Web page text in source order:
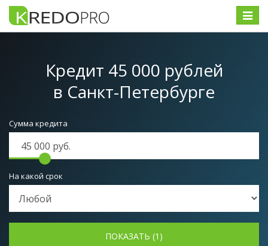
Меню
Кредит 45 000 рублей
в Санкт-Петербурге
Сумма кредита
На какой срок